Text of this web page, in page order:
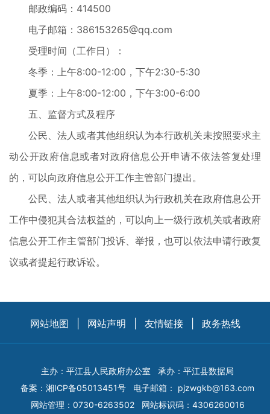
邮政编码：414500
电子邮箱：386153265@qq.com
受理时间（工作日）：
冬季：上午8:00-12:00，下午2:30-5:30
夏季：上午8:00-12:00，下午3:00-6:00
五、监督方式及程序
公民、法人或者其他组织认为本行政机关未按照要求主
动公开政府信息或者对政府信息公开申请不依法答复处理
的，可以向政府信息公开工作主管部门提出。
公民、法人或者其他组织认为行政机关在政府信息公开
工作中侵犯其合法权益的，可以向上一级行政机关或者政府
信息公开工作主管部门投诉、举报，也可以依法申请行政复
议或者提起行政诉讼。
网站地图 网站声明 友情链接 政务热线
主办：平江县人民政府办公室
承办：平江县数据局
备案： 湘ICP备05013451号 电子邮箱： pjzwgkb@163.com
网站管理：0730-6263502
网站标识码：4306260016